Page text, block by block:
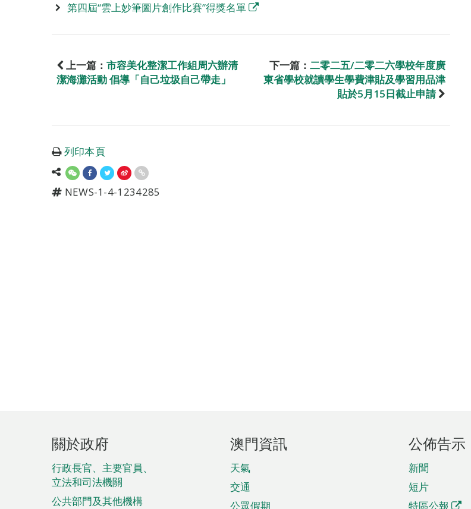
第四屆“雲上妙筆圖片創作比賽”得獎名單
上一篇： 市容美化整潔工作組周六辦清
潔海灘活動 倡導「自己垃圾自己帶走」
下一篇： 二零二五/二零二六學校年度廣
東省學校就讀學生學費津貼及學習用品津
貼於5月15日截止申請
列印本頁
NEWS-1-4-1234285
頁
腳
菜
單
關於政府
行政長官、主要官員、
立法和司法機關
公共部門及其他機構
澳門資訊
天氣
交通
公眾假期
公佈告示
新聞
短片
特區公報